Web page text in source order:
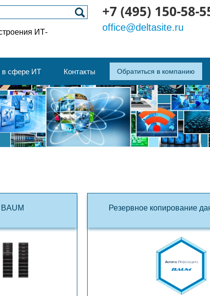
ИТ-
+7 (495) 150-58-
office@deltasite.ru
в сфере ИТ Контакты Обратиться в компанию
Резервное копирование